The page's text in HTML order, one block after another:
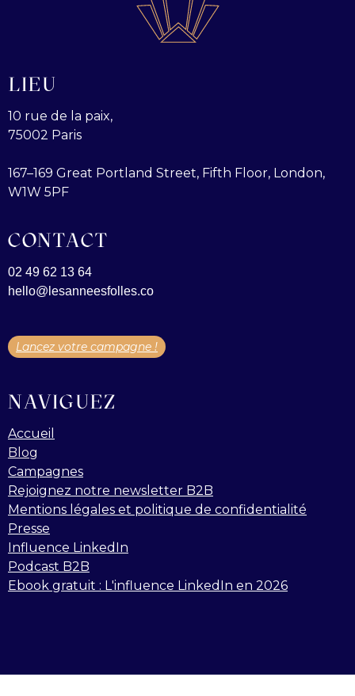
LIEU
10 rue de la paix,
75002 Paris
167–169 Great Portland Street, Fifth Floor, London,
W1W 5PF
CONTACT
02 49 62 13 64
hello@lesanneesfolles.co
Lancez votre campagne !
NAVIGUEZ
Accueil
Blog
Campagnes
Rejoignez notre newsletter B2B
Mentions légales et politique de confidentialité
Presse
Influence LinkedIn
Podcast B2B
Ebook gratuit : L'influence LinkedIn en 2026